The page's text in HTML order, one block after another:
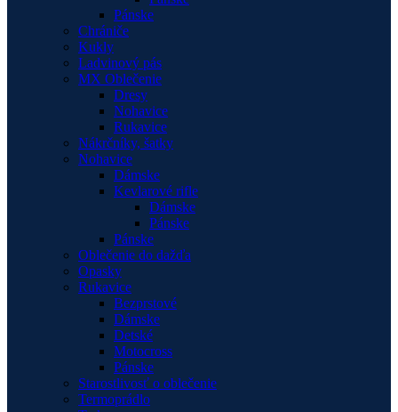
Pánske
Chrániče
Kukly
Ladvinový pás
MX Oblečenie
Dresy
Nohavice
Rukavice
Nákrčníky, šatky
Nohavice
Dámske
Kevlarové rifle
Dámske
Pánske
Pánske
Oblečenie do dažďa
Opasky
Rukavice
Bezprstové
Dámske
Detské
Motocross
Pánske
Starostlivosť o oblečenie
Termoprádlo